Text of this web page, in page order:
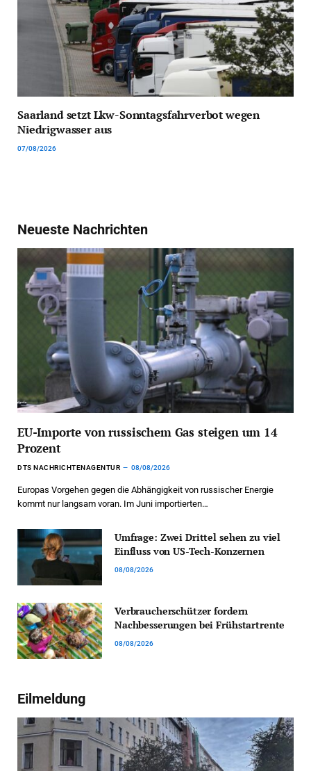
Saarland setzt Lkw-Sonntagsfahrverbot wegen
Niedrigwasser aus
07/08/2026
Neueste Nachrichten
EU-Importe von russischem Gas steigen um 14
Prozent
DTS NACHRICHTENAGENTUR 08/08/2026
Europas Vorgehen gegen die Abhängigkeit von russischer Energie
kommt nur langsam voran. Im Juni importierten…
Umfrage: Zwei Drittel sehen zu viel
Einfluss von US-Tech-Konzernen
08/08/2026
Verbraucherschützer fordern
Nachbesserungen bei Frühstartrente
08/08/2026
Eilmeldung